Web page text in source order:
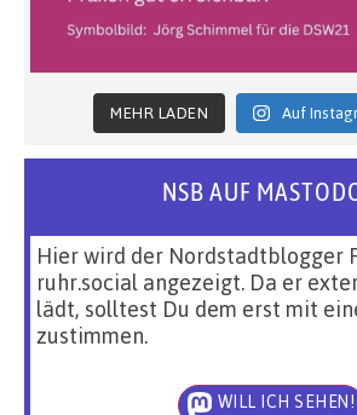
MEHR LADEN Auf
NSB AUF
Hier wird der Nordstadtblogger
ruhr.social angezeigt. Da er
lädt, solltest Du dem erst mit
zustimmen.
WILL ICH SEHEN!